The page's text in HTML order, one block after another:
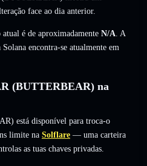
face ao dia anterior.
é de aproximadamente N/A. A
encontra-se atualmente em
(BUTTERBEAR) na
está disponível para troca-o
limite na Solflare — uma carteira
as tuas chaves privadas.